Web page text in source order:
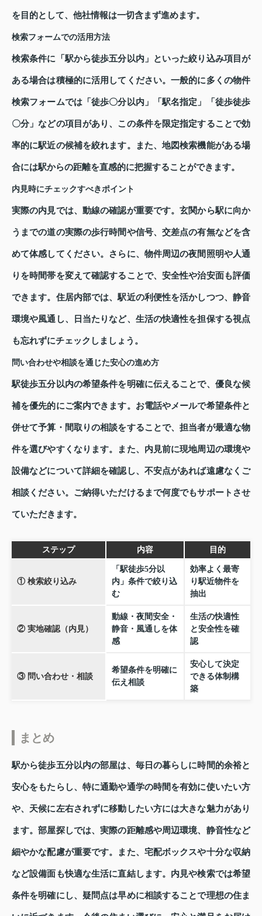
を目的として、他社情報は一切含まず進めます。
検索フォームでの活用方法
検索条件に「駅から徒歩五分以内」といった絞り込み項目が
ある場合は積極的に活用してください。一般的に多くの物件
検索フォームでは「徒歩〇分以内」「駅名指定」「徒歩徒歩
〇分」などの項目があり、この条件を限定指定することで効
率的に駅近の候補を絞れます。また、地図検索機能がある場
合には駅からの距離を直感的に把握することができます。
内見時にチェックすべきポイント
実際の内見では、動線の確認が重要です。玄関から駅に向か
うまでの道の実際の歩行時間や信号、交差点の有無などを含
めて体感してください。さらに、物件周辺の夜間照明や人通
りを時間帯を変えて確認することで、安全性や治安面も評価
できます。住居内部では、駅近の利便性を活かしつつ、静音
環境や風通し、日当たりなど、生活の快適性を担保する視点
も忘れずにチェックしましょう。
問い合わせや相談を通じた安心の進め方
駅徒歩五分以内の希望条件を明確に伝えることで、優良な候
補を優先的にご案内できます。お電話やメールで希望条件と
併せて予算・間取りの相談をすることで、担当者が最適な物
件を選びやすくなります。また、内見前に現地周辺の環境や
設備などについて詳細を確認し、不安点があれば遠慮なくご
相談ください。ご納得いただけるまで何度でもサポートさせ
ていただきます。
ステップ 内容 目的
① 検索絞り込み
「駅徒歩5分以
内」条件で絞り込
む
効率よく最寄
り駅近物件を
抽出
② 実地確認（内見）
動線・夜間安全・
静音・風通しを体
感
生活の快適性
と安全性を確
認
③ 問い合わせ・相談
希望条件を明確に
伝え相談
安心して決定
できる体制構
築
まとめ
駅から徒歩五分以内の部屋は、毎日の暮らしに時間的余裕と
安心をもたらし、特に通勤や通学の時間を有効に使いたい方
や、天候に左右されずに移動したい方には大きな魅力があり
ます。部屋探しでは、実際の距離感や周辺環境、静音性など
細やかな配慮が重要です。また、宅配ボックスや十分な収納
など設備面も快適な生活に直結します。内見や検索では希望
条件を明確にし、疑問点は早めに相談することで理想の住ま